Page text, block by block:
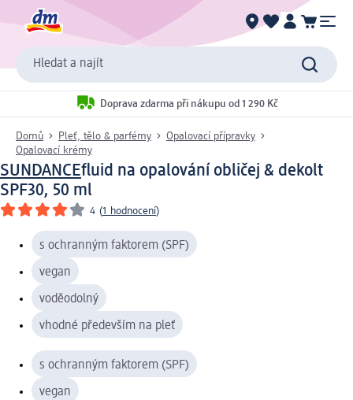
Hledat a najít
Doprava zdarma při nákupu od 1 290 Kč
Domů Pleť, tělo & parfémy
Opalovací přípravky
Opalovací krémy
SUNDANCEfluid na opalování obličej & dekolt
SPF30, 50 ml
4 (1 hodnocení)
s ochranným faktorem (SPF)
vegan
voděodolný
vhodné především na pleť
s ochranným faktorem (SPF)
vegan